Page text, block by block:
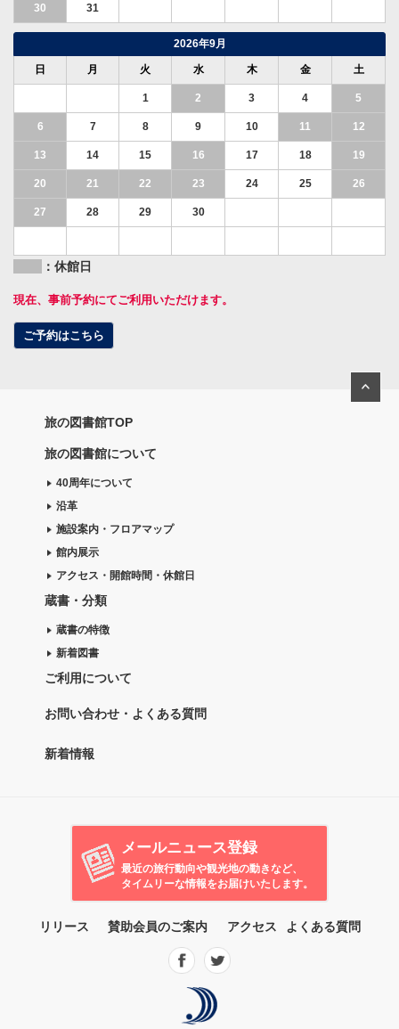
30 31
2026年9月
日 月 火 水 木 金 土
1 2 3 4 5
6 7 8 9 10 11 12
13 14 15 16 17 18 19
20 21 22 23 24 25 26
27 28 29 30
：休館日
現在、事前予約にてご利用いただけます。
ご予約はこちら
旅の図書館TOP
旅の図書館について
40周年について
沿革
施設案内・フロアマップ
館内展示
アクセス・開館時間・休館日
蔵書・分類
蔵書の特徴
新着図書
ご利用について
お問い合わせ・よくある質問
新着情報
リリース 賛助会員のご案内 アクセス よくある質問
メールニュース登録
最近の旅行動向や観光地の動きなど、
タイムリーな情報をお届けいたします。